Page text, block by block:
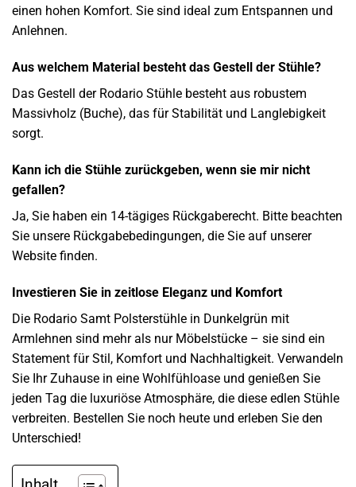
einen hohen Komfort. Sie sind ideal zum Entspannen und
Anlehnen.
Aus welchem Material besteht das Gestell der Stühle?
Das Gestell der Rodario Stühle besteht aus robustem
Massivholz (Buche), das für Stabilität und Langlebigkeit
sorgt.
Kann ich die Stühle zurückgeben, wenn sie mir nicht
gefallen?
Ja, Sie haben ein 14-tägiges Rückgaberecht. Bitte beachten
Sie unsere Rückgabebedingungen, die Sie auf unserer
Website finden.
Investieren Sie in zeitlose Eleganz und Komfort
Die Rodario Samt Polsterstühle in Dunkelgrün mit
Armlehnen sind mehr als nur Möbelstücke – sie sind ein
Statement für Stil, Komfort und Nachhaltigkeit. Verwandeln
Sie Ihr Zuhause in eine Wohlfühloase und genießen Sie
jeden Tag die luxuriöse Atmosphäre, die diese edlen Stühle
verbreiten. Bestellen Sie noch heute und erleben Sie den
Unterschied!